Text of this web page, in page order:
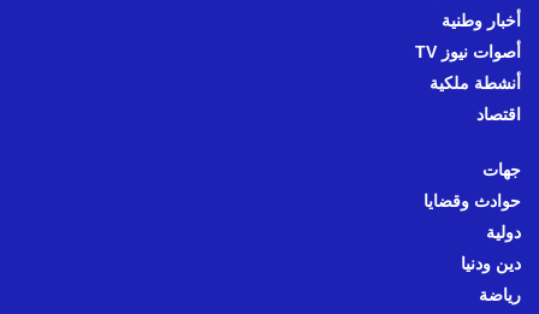
أخبار وطنية
أصوات نيوز TV
أنشطة ملكية
اقتصاد
جهات
حوادث وقضايا
دولية
دين ودنيا
رياضة